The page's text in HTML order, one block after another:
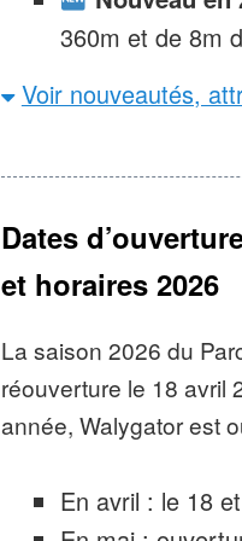
360m et de 8m
sein de la zone
bouées pour
spectacles : La
Academy.
Nouveau en
Zone 1900 pour
aussi
Monster » va
Voir nouveautés,
Dates
et horaires 2026
La saison 2026 du
réouverture le 18 avril
année, Walygator est
En avril : le 18